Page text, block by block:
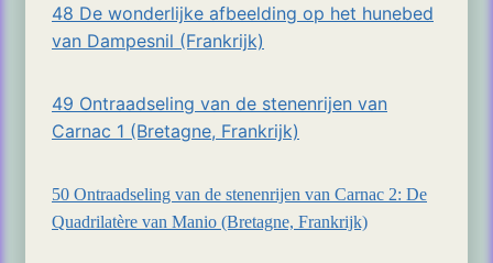
48 De wonderlijke afbeelding op het hunebed
van Dampesnil (Frankrijk)
49 Ontraadseling van de stenenrijen van
Carnac 1 (Bretagne, Frankrijk)
50 Ontraadseling van de stenenrijen van Carnac 2: De
Quadrilatère van Manio (Bretagne, Frankrijk)